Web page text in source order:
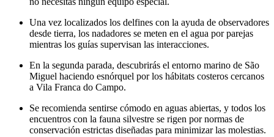
Una vez localizados los delfines con la ayuda de observadores
desde tierra, los nadadores se meten en el agua por parejas
mientras los guías supervisan las interacciones.
En la segunda parada, descubrirás el entorno marino de São
Miguel haciendo esnórquel por los hábitats costeros cercanos
a Vila Franca do Campo.
Se recomienda sentirse cómodo en aguas abiertas, y todos los
encuentros con la fauna silvestre se rigen por normas de
conservación estrictas diseñadas para minimizar las molestias.